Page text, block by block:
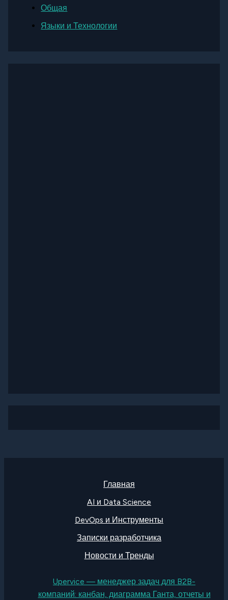
Общая
Языки и Технологии
Главная
AI и Data Science
DevOps и Инструменты
Записки разработчика
Новости и Тренды
Upervice — менеджер задач для B2B-
компаний: канбан, диаграмма Ганта, отчеты и